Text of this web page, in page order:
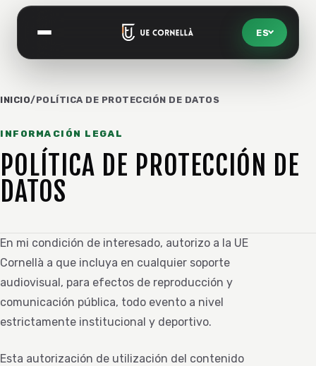
ES
INICIO/POLÍTICA DE PROTECCIÓN DE DATOS
INFORMACIÓN LEGAL
POLÍTICA DE PROTECCIÓN DE
DATOS
En mi condición de interesado, autorizo a la UE
Cornellà a que incluya en cualquier soporte
audiovisual, para efectos de reproducción y
comunicación pública, todo evento a nivel
estrictamente institucional y deportivo.
Esta autorización de utilización del contenido